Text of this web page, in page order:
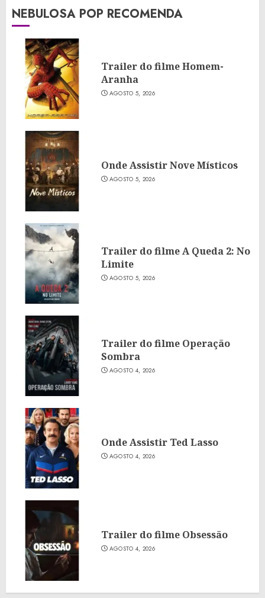
NEBULOSA POP RECOMENDA
Trailer do filme Homem-
Aranha
AGOSTO 5, 2026
Onde Assistir Nove Místicos
AGOSTO 5, 2026
Trailer do filme A Queda 2: No
Limite
AGOSTO 5, 2026
Trailer do filme Operação
Sombra
AGOSTO 4, 2026
Onde Assistir Ted Lasso
AGOSTO 4, 2026
Trailer do filme Obsessão
AGOSTO 4, 2026